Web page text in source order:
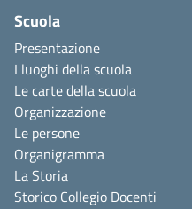
Scuola
Presentazione
I luoghi della scuola
Le carte della scuola
Organizzazione
Le persone
Organigramma
La Storia
Storico Collegio Docenti